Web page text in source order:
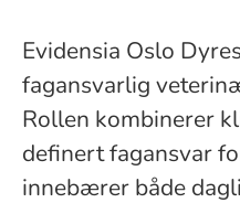
Evidensia Oslo
fagansvarlig
Rollen kombinerer
definert fagansvar
innebærer både